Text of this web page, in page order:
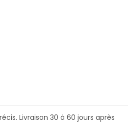
Livraison 30 à 60 jours après